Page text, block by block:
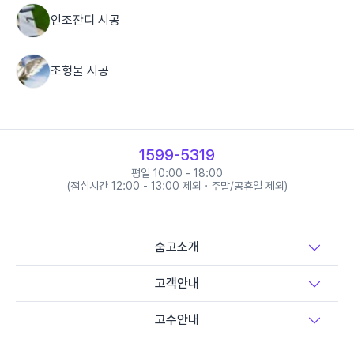
인조잔디 시공
조형물 시공
1599-5319
평일 10:00 - 18:00
(점심시간 12:00 - 13:00 제외 · 주말/공휴일 제외)
숨고소개
고객안내
고수안내